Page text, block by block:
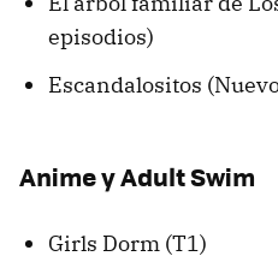
episodios)
Escandalositos
Anime y Adult Swim
Girls Dorm (T1)